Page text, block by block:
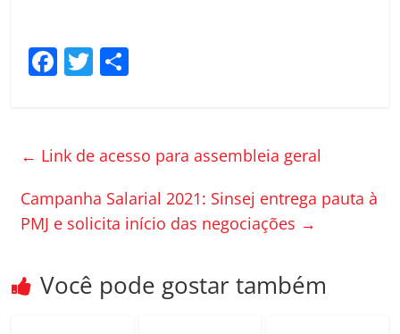
F
e
o
o
T
er p
ar
til
h
← Link de acesso para assembleia geral
Campanha Salarial 2021: Sinsej entrega pauta à
PMJ e solicita início das negociações →
Você pode gostar também